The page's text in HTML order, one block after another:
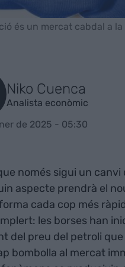
és un mercat cabdal a
Niko Cuenca
Analista econòmic
de 2025 - 05:30
només sigui un
aspecte prendrà el
cada cop més
les borses han
del preu del petroli
bombolla al mercat